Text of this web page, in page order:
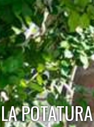
LA